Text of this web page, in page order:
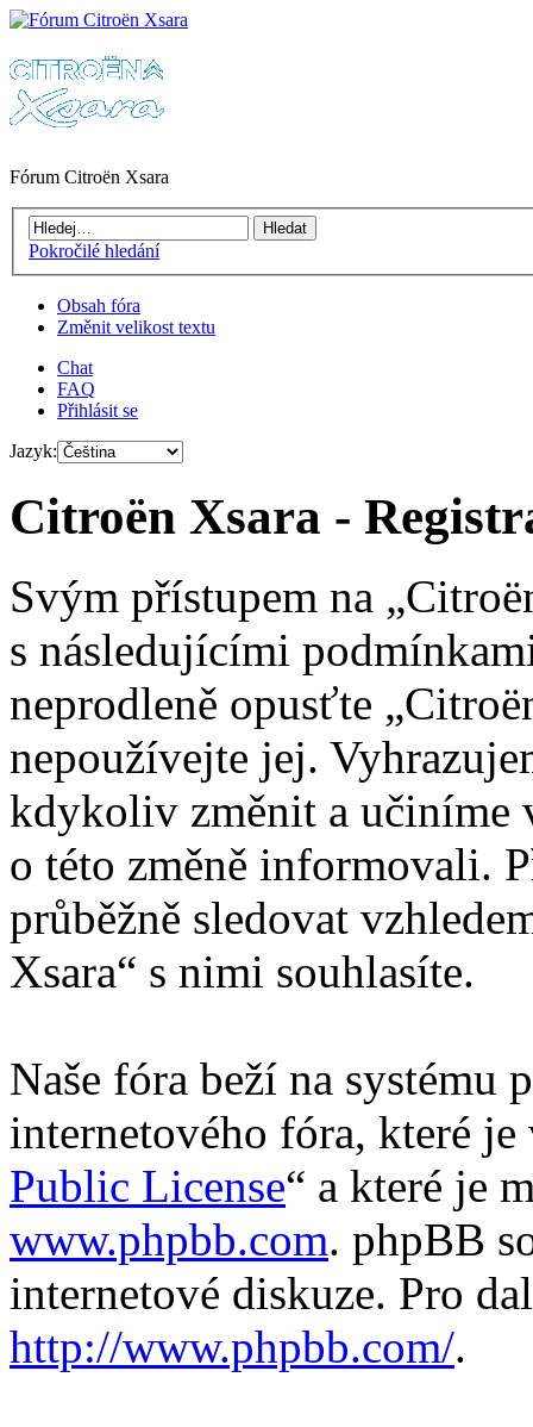
Fórum Citroën Xsara
Pokročilé hledání
Obsah fóra
Změnit velikost textu
Chat
FAQ
Přihlásit se
Jazyk:
Citroën Xsara -
Svým přístupem na
s následujícími
neprodleně opusťte
nepoužívejte jej.
kdykoliv změnit a učiníme
o této změně informovali.
průběžně sledovat
Xsara“ s nimi souhlasíte.
Naše fóra beží na systému
internetového fóra, které
Public License“ a které je
www.phpbb.com. phpBB
internetové diskuze. Pro
http://www.phpbb.com/.